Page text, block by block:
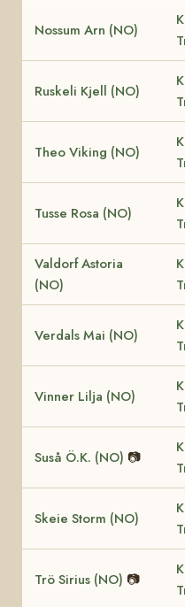
Nossum Arn (NO)
Ruskeli Kjell (NO)
Theo Viking (NO)
Tusse Rosa (NO)
Valdorf Astoria
(NO)
Verdals Mai (NO)
Vinner Lilja (NO)
Suså Ö.K. (NO) 📷
Skeie Storm (NO)
Trö Sirius (NO) 📷